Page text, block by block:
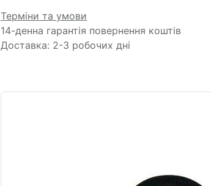
Терміни та умови
14-денна гарантія повернення коштів
Доставка: 2-3 робочих дні